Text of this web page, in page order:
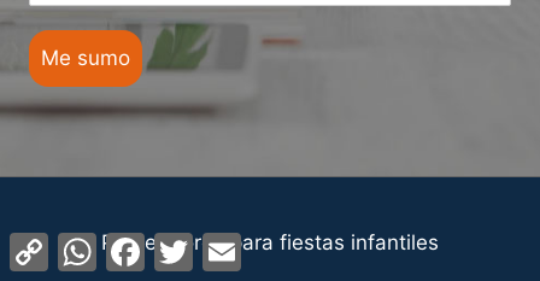
Me sumo
Proveedores para fiestas infantiles
Copy
Link
WhatsApp
Facebook
TwitterEmail